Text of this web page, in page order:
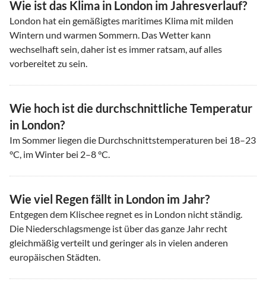
Wie ist das Klima in London im Jahresverlauf?
London hat ein gemäßigtes maritimes Klima mit milden
Wintern und warmen Sommern. Das Wetter kann
wechselhaft sein, daher ist es immer ratsam, auf alles
vorbereitet zu sein.
Wie hoch ist die durchschnittliche Temperatur
in London?
Im Sommer liegen die Durchschnittstemperaturen bei 18–23
°C, im Winter bei 2–8 °C.
Wie viel Regen fällt in London im Jahr?
Entgegen dem Klischee regnet es in London nicht ständig.
Die Niederschlagsmenge ist über das ganze Jahr recht
gleichmäßig verteilt und geringer als in vielen anderen
europäischen Städten.